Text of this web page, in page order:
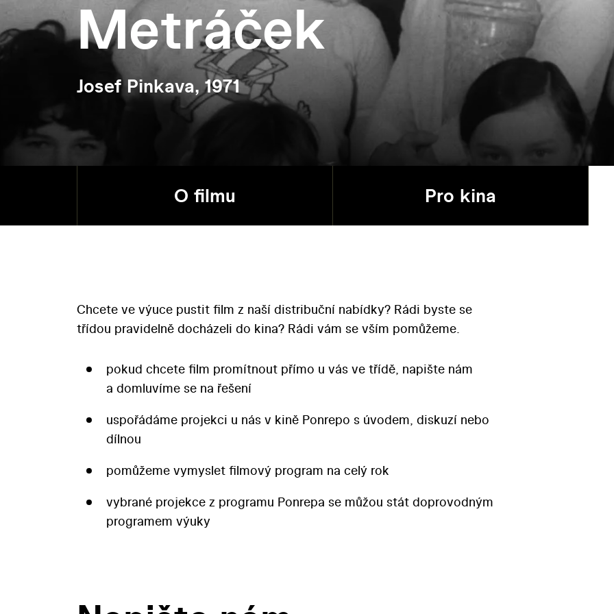
Metráček
Josef Pinkava, 1971
O filmu Pro kina
Chcete ve výuce pustit film z naší distribuční nabídky? Rádi byste se
třídou pravidelně docházeli do kina? Rádi vám se vším pomůžeme.
pokud chcete film promítnout přímo u vás ve třídě, napište nám
a domluvíme se na řešení
uspořádáme projekci u nás v kině Ponrepo s úvodem, diskuzí nebo
dílnou
pomůžeme vymyslet filmový program na celý rok
vybrané projekce z programu Ponrepa se můžou stát doprovodným
programem výuky